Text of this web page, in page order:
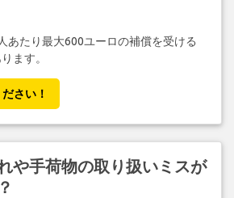
あたり最大600ユーロの補償を受ける
ます。
さい！
や手荷物の取り扱いミスが